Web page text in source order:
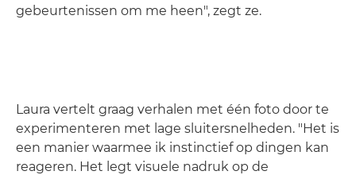
gebeurtenissen om me heen", zegt ze.
Laura vertelt graag verhalen met één foto door te
experimenteren met lage sluitersnelheden. "Het is
een manier waarmee ik instinctief op dingen kan
reageren. Het legt visuele nadruk op de